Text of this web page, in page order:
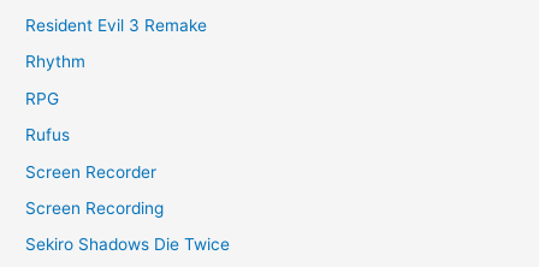
Resident Evil 3 Remake
Rhythm
RPG
Rufus
Screen Recorder
Screen Recording
Sekiro Shadows Die Twice